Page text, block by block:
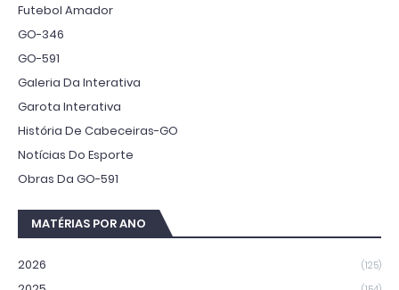
Futebol Amador
GO-346
GO-591
Galeria Da Interativa
Garota Interativa
História De Cabeceiras-GO
Notícias Do Esporte
Obras Da GO-591
MATÉRIAS POR ANO
2026 (125)